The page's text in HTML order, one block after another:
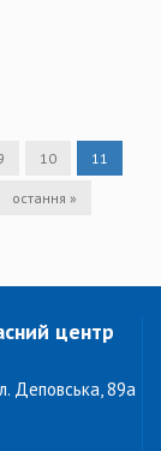
10 11
остання »
центр
Деповська, 89а